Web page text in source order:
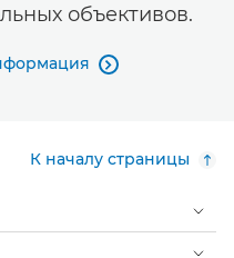
объективов.

К началу страницы